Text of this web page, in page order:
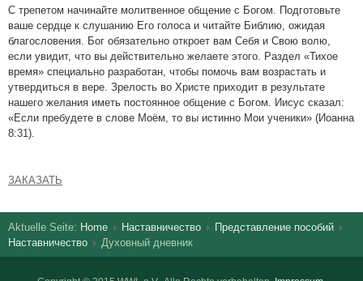
С трепетом начинайте молитвенное общение с Богом. Подготовьте
ваше сердце к слушанию Его голоса и читайте Библию, ожидая
благословения. Бог обязательно откроет вам Себя и Свою волю,
если увидит, что вы действительно желаете этого. Раздел «Тихое
время» специально разработан, чтобы помочь вам возрастать и
утвердиться в вере. Зрелость во Христе приходит в результате
нашего желания иметь постоянное общение с Богом. Иисус сказал:
«Если пребудете в слове Моём, то вы истинно Мои ученики» (Иоанна
8:31).
ЗАКАЗАТЬ
Aktuelle Seite: Home Наставничество
Представление пособий
Наставничество
Духовный дневник